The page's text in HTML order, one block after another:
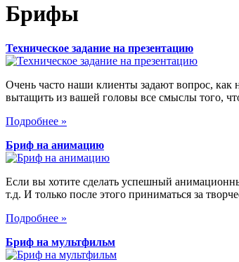
Брифы
Техническое задание на презентацию
Очень часто наши клиенты задают вопрос, как
вытащить из вашей головы все смыслы того,
Подробнее »
Бриф на анимацию
Если вы хотите сделать успешный
т.д. И только после этого приниматься за
Подробнее »
Бриф на мультфильм